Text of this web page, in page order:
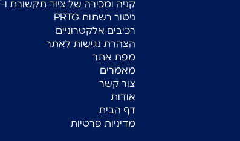
קניה ומכירה של ציוד תקשורת ו-IT
ניטור רשתות PRTG
רכיבים אלקטרוניים
הצהרת נגישות לאתר
מפת אתר
מאמרים
צור קשר
אודות
דף הבית
מדיניות פרטיות